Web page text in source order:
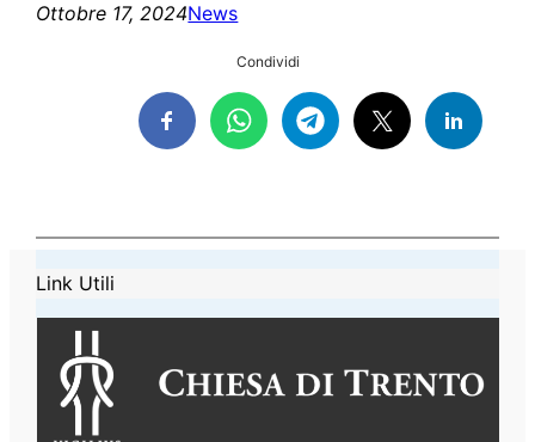
Ottobre 17, 2024News
Condividi
Link Utili